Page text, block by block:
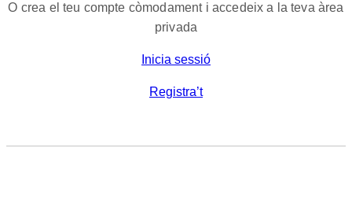
O crea el teu compte còmodament i accedeix a la teva àrea
privada
Inicia sessió
Registra’t